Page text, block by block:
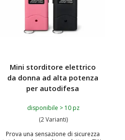
Mini storditore elettrico
da donna ad alta potenza
per autodifesa
disponibile > 10 pz
(2 Varianti)
Prova una sensazione di sicurezza